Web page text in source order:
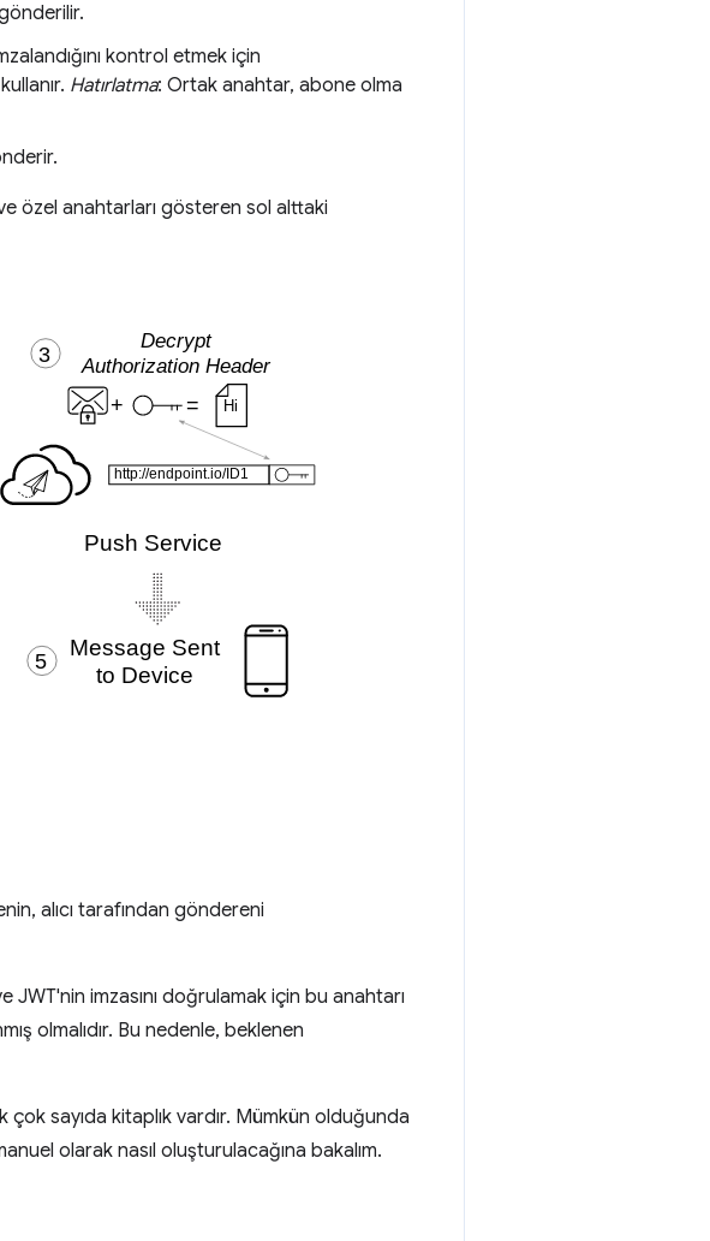
kontrol etmek için
Hatırlatma: Ortak anahtar, abone olma
özel anahtarları gösteren sol alttaki
alıcı tarafından göndereni
JWT'nin imzasını doğrulamak için bu anahtarı
olmalıdır. Bu nedenle, beklenen
sayıda kitaplık vardır. Mümkün olduğunda
olarak nasıl oluşturulacağına bakalım.